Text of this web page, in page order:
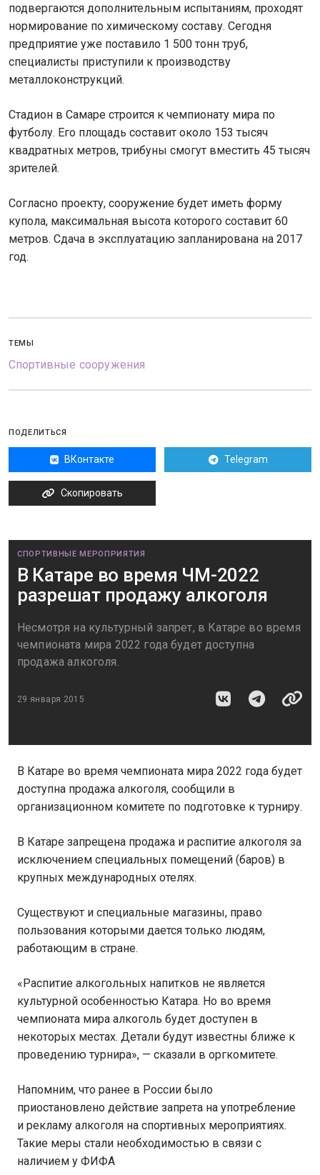
подвергаются дополнительным испытаниям, проходят
нормирование по химическому составу. Сегодня
предприятие уже поставило 1 500 тонн труб,
специалисты приступили к производству
металлоконструкций.
Стадион в Самаре строится к чемпионату мира по
футболу. Его площадь составит около 153 тысяч
квадратных метров, трибуны смогут вместить 45 тысяч
зрителей.
Согласно проекту, сооружение будет иметь форму
купола, максимальная высота которого составит 60
метров. Сдача в эксплуатацию запланирована на 2017
год.
ТЕМЫ
Спортивные сооружения
ПОДЕЛИТЬСЯ
ВКонтакте Telegram
Скопировать
СПОРТИВНЫЕ МЕРОПРИЯТИЯ
В Катаре во время ЧМ-2022
разрешат продажу алкоголя
Несмотря на культурный запрет, в Катаре во время
чемпионата мира 2022 года будет доступна
продажа алкоголя.
29 января 2015
В Катаре во время чемпионата мира 2022 года будет
доступна продажа алкоголя, сообщили в
организационном комитете по подготовке к турниру.
В Катаре запрещена продажа и распитие алкоголя за
исключением специальных помещений (баров) в
крупных международных отелях.
Существуют и специальные магазины, право
пользования которыми дается только людям,
работающим в стране.
«Распитие алкогольных напитков не является
культурной особенностью Катара. Но во время
чемпионата мира алкоголь будет доступен в
некоторых местах. Детали будут известны ближе к
проведению турнира», — сказали в оргкомитете.
Напомним, что ранее в России было
приостановлено действие запрета на употребление
и рекламу алкоголя на спортивных мероприятиях.
Такие меры стали необходимостью в связи с
наличием у ФИФА